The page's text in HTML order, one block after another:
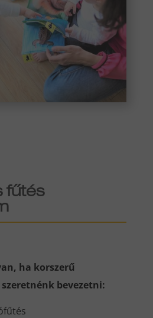
fűtés
ha korszerű
bevezetni: